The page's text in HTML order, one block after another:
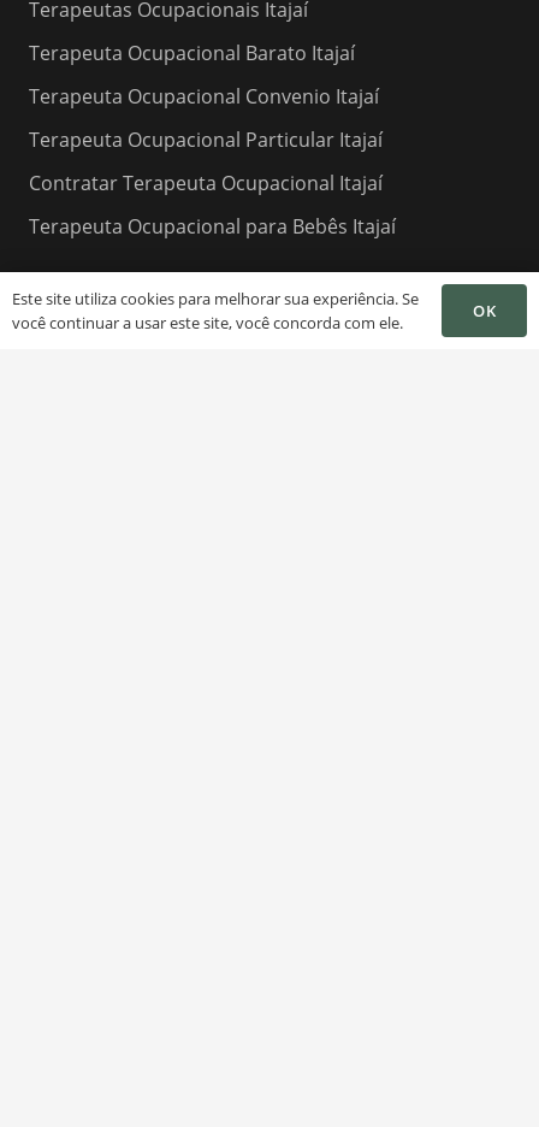
Terapeutas Ocupacionais Itajaí
Terapeuta Ocupacional Barato Itajaí
Terapeuta Ocupacional Convenio Itajaí
Terapeuta Ocupacional Particular Itajaí
Contratar Terapeuta Ocupacional Itajaí
Terapeuta Ocupacional para Bebês Itajaí
Contatos
Este site utiliza cookies para melhorar sua experiência. Se
você continuar a usar este site, você concorda com ele.
OK